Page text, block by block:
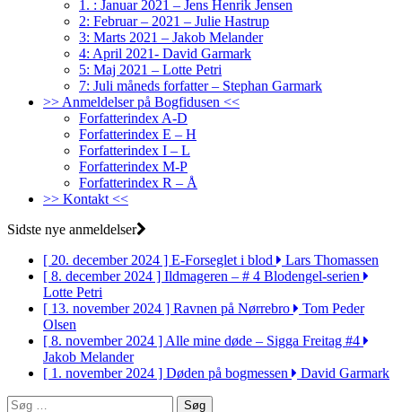
1. : Januar 2021 – Jens Henrik Jensen
2: Februar – 2021 – Julie Hastrup
3: Marts 2021 – Jakob Melander
4: April 2021- David Garmark
5: Maj 2021 – Lotte Petri
7: Juli måneds forfatter – Stephan Garmark
>> Anmeldelser på Bogfidusen <<
Forfatterindex A-D
Forfatterindex E – H
Forfatterindex I – L
Forfatterindex M-P
Forfatterindex R – Å
>> Kontakt <<
Sidste nye anmeldelser
[ 20. december 2024 ] E-Forseglet i blod
Lars Thomassen
[ 8. december 2024 ] Ildmageren – # 4 Blodengel-serien
Lotte Petri
[ 13. november 2024 ] Ravnen på Nørrebro
Tom Peder
Olsen
[ 8. november 2024 ]Alle mine døde – Sigga Freitag #4
Jakob Melander
[ 1. november 2024 ] Døden på bogmessen
David Garmark
Søg